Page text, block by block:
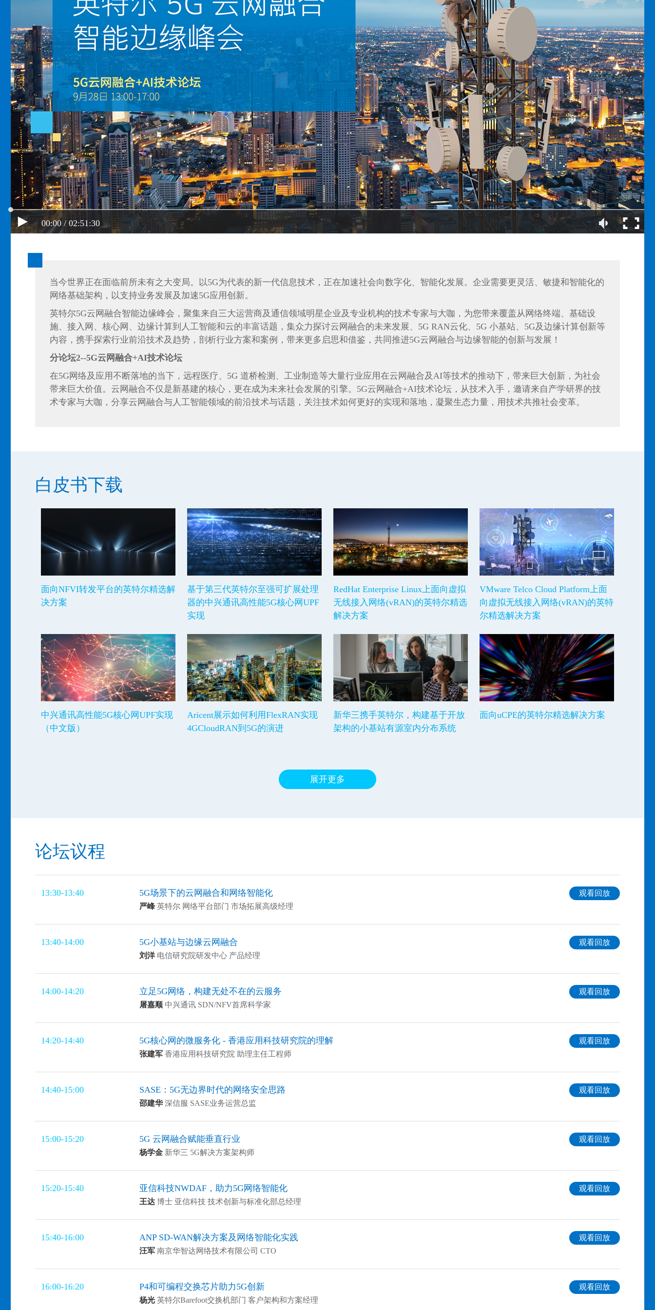
00:00 / 02:51:30
当今世界正在面临前所未有之大变局。以5G为代表的新一代信息技术，正在加速社会向数字化、智能化发展。企业需要更灵活、敏捷和智能化的
网络基础架构，以支持业务发展及加速5G应用创新。
英特尔5G云网融合智能边缘峰会，聚集来自三大运营商及通信领域明星企业及专业机构的技术专家与大咖，为您带来覆盖从网络终端、基础设
施、接入网、核心网、边缘计算到人工智能和云的丰富话题，集众力探讨云网融合的未来发展、5G RAN云化、5G 小基站、5G及边缘计算创新等
内容，携手探索行业前沿技术及趋势，剖析行业方案和案例，带来更多启思和借鉴，共同推进5G云网融合与边缘智能的创新与发展！
分论坛2--5G云网融合+AI技术论坛
在5G网络及应用不断落地的当下，远程医疗、5G 道桥检测、工业制造等大量行业应用在云网融合及AI等技术的推动下，带来巨大创新，为社会
带来巨大价值。云网融合不仅是新基建的核心，更在成为未来社会发展的引擎。5G云网融合+AI技术论坛，从技术入手，邀请来自产学研界的技
术专家与大咖，分享云网融合与人工智能领域的前沿技术与话题，关注技术如何更好的实现和落地，凝聚生态力量，用技术共推社会变革。
白皮书下载
面向NFVI转发平台的英特尔精选解
决方案
基于第三代英特尔至强可扩展处理
器的中兴通讯高性能5G核心网UPF
实现
RedHat Enterprise Linux上面向虚拟
无线接入网络(vRAN)的英特尔精选
解决方案
VMware Telco Cloud Platform上面
向虚拟无线接入网络(vRAN)的英特
尔精选解决方案
中兴通讯高性能5G核心网UPF实现
（中文版）
Aricent展示如何利用FlexRAN实现
4GCloudRAN到5G的演进
新华三携手英特尔，构建基于开放
架构的小基站有源室内分布系统
面向uCPE的英特尔精选解决方案
展开更多
论坛议程
13:30-13:40 5G场景下的云网融合和网络智能化
严峰英特尔 网络平台部门 市场拓展高级经理
观看回放
13:40-14:00 5G小基站与边缘云网融合
刘洋电信研究院研发中心 产品经理
观看回放
14:00-14:20 立足5G网络，构建无处不在的云服务
屠嘉顺中兴通讯 SDN/NFV首席科学家
观看回放
14:20-14:40 5G核心网的微服务化 - 香港应用科技研究院的理解
张建军香港应用科技研究院 助理主任工程师
观看回放
14:40-15:00 SASE：5G无边界时代的网络安全思路
邵建华深信服 SASE业务运营总监
观看回放
15:00-15:20 5G 云网融合赋能垂直行业
杨学金新华三 5G解决方案架构师
观看回放
15:20-15:40 亚信科技NWDAF，助力5G网络智能化
王达博士 亚信科技 技术创新与标准化部总经理
观看回放
15:40-16:00 ANP SD-WAN解决方案及网络智能化实践
汪军南京华智达网络技术有限公司 CTO
观看回放
16:00-16:20 P4和可编程交换芯片助力5G创新
杨光英特尔Barefoot交换机部门 客户架构和方案经理
观看回放